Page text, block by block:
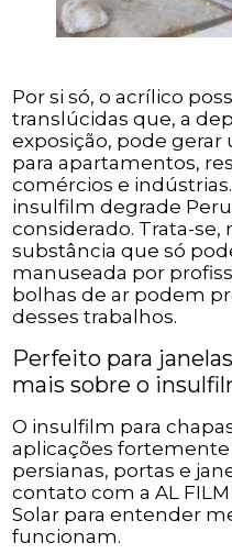
Por si só, o acrílico
translúcidas que, a
exposição, pode gerar
para apartamentos,
comércios e
insulfilm degrade
considerado. Trata-
substância que só
manuseada por
bolhas de ar podem
desses trabalhos.
Perfeito para
mais sobre o
O insulfilm para
aplicações fortemente
persianas, portas e
contato com a AL
Solar para entender
funcionam.